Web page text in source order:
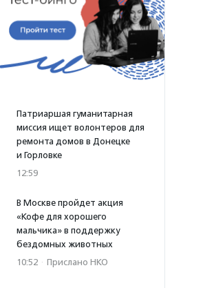
Патриаршая гуманитарная
миссия ищет волонтеров для
ремонта домов в Донецке
и Горловке
12:59
В Москве пройдет акция
«Кофе для хорошего
мальчика» в поддержку
бездомных животных
10:52 · Прислано НКО